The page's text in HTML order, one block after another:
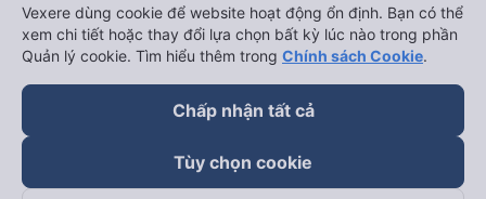
Vexere dùng cookie để website hoạt động ổn định. Bạn có thể
xem chi tiết hoặc thay đổi lựa chọn bất kỳ lúc nào trong phần
Quản lý cookie. Tìm hiểu thêm trong Chính sách Cookie.
Chấp nhận tất cả
Tùy chọn cookie